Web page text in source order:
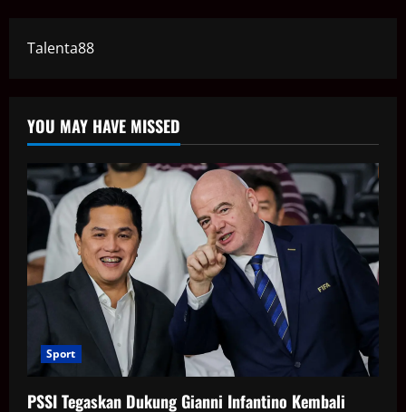
Talenta88
YOU MAY HAVE MISSED
Sport
PSSI Tegaskan Dukung Gianni Infantino Kembali